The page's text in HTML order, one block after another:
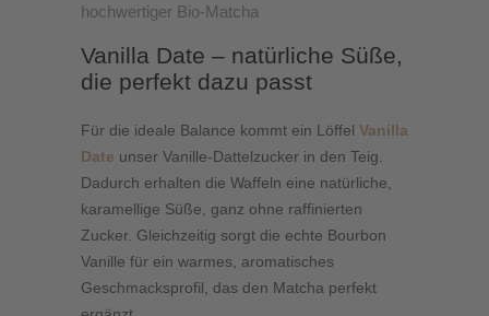
hochwertiger Bio-Matcha
Vanilla Date – natürliche Süße,
die perfekt dazu passt
Für die ideale Balance kommt ein Löffel Vanilla
Date unser Vanille-Dattelzucker in den Teig.
Dadurch erhalten die Waffeln eine natürliche,
karamellige Süße, ganz ohne raffinierten
Zucker. Gleichzeitig sorgt die echte Bourbon
Vanille für ein warmes, aromatisches
Geschmacksprofil, das den Matcha perfekt